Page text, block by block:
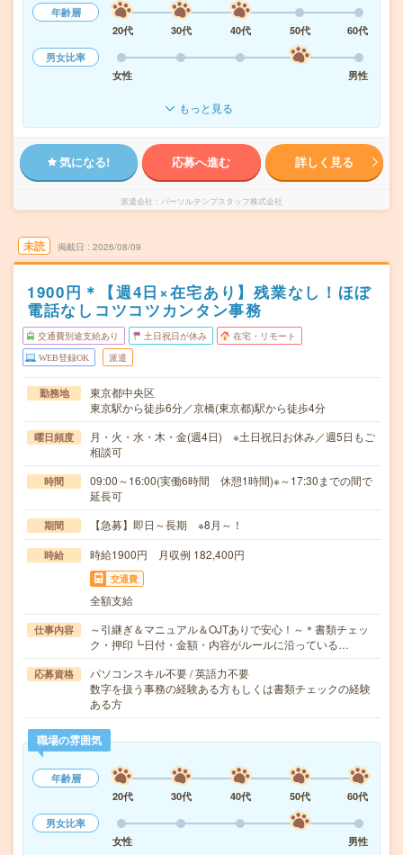
年齢層
20代
30代 40代 50代
60代
男女比率
女性
男性
もっと見る
気になる! 応募へ進む 詳しく見る
派遣会社 パーソルテンプスタッフ株式会社
未読 掲載日 2026/08/09
1900円＊【週4日×在宅あり】残業なし！ほぼ
電話なしコツコツカンタン事務
交通費別途支給あり 土日祝日が休み 在宅・リモート
WEB登録OK 派遣
勤務地
東京都中央区
東京駅から徒歩6分／京橋(東京都)駅から徒歩4分
曜日頻度
月・火・水・木・金(週4日) ※土日祝日お休み／週5日もご
相談可
時間
09:00～16:00(実働6時間 休憩1時間)※～17:30までの間で
延長可
期間 【急募】即日～長期 ※8月～！
時給 時給1900円 月収例 182,400円
交通費
全額支給
仕事内容
～引継ぎ＆マニュアル＆OJTありで安心！～＊書類チェッ
ク・押印┗日付・金額・内容がルールに沿っている…
応募資格
パソコンスキル不要 / 英語力不要
数字を扱う事務の経験ある方もしくは書類チェックの経験
ある方
職場の雰囲気
年齢層
20代
30代 40代 50代
60代
男女比率
女性
男性